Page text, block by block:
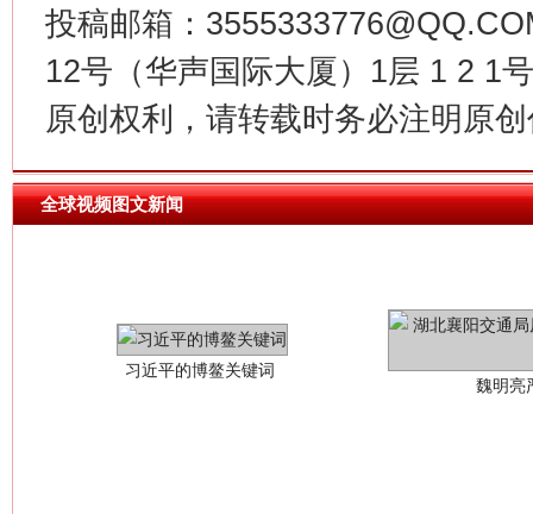
投稿邮箱：
12号（华声国际大厦）1层 1 2 1
原创权利，请转载时务必注明原
全球视频图文新闻
习近平的博鳌关键词